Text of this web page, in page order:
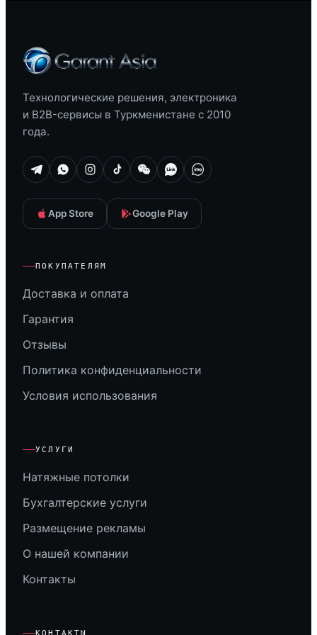
Технологические решения, электроника
и B2B-сервисы в Туркменистане с 2010
года.
App Store Google Play
ПОКУПАТЕЛЯМ
Доставка и оплата
Гарантия
Отзывы
Политика конфиденциальности
Условия использования
УСЛУГИ
Натяжные потолки
Бухгалтерские услуги
Размещение рекламы
О нашей компании
Контакты